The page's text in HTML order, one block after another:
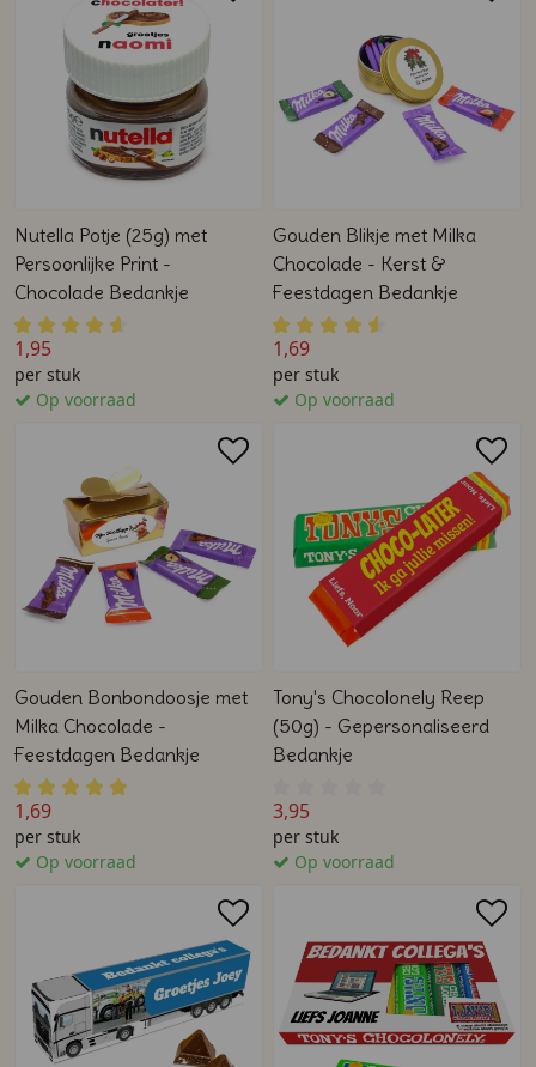
Nutella Potje (25g) met
Persoonlijke Print -
Chocolade Bedankje
1,95
per stuk
Op voorraad
Gouden Blikje met Milka
Chocolade - Kerst &
Feestdagen Bedankje
1,69
per stuk
Op voorraad
Gouden Bonbondoosje met
Milka Chocolade -
Feestdagen Bedankje
1,69
per stuk
Op voorraad
Tony's Chocolonely Reep
(50g) - Gepersonaliseerd
Bedankje
3,95
per stuk
Op voorraad